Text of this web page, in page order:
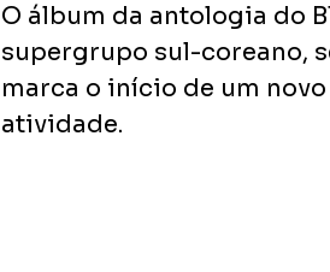
O álbum da antologia do
supergrupo sul-coreano,
marca o início de um
atividade.